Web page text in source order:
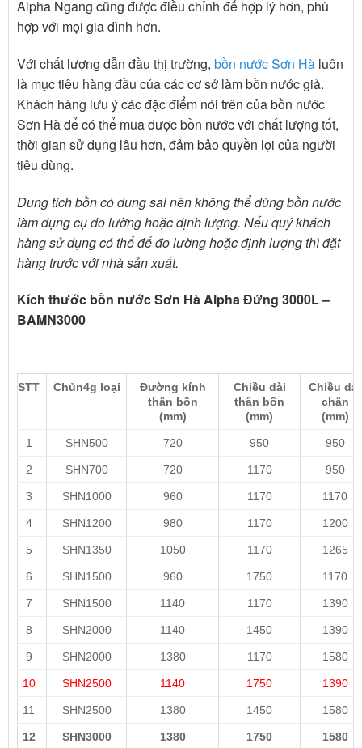
Alpha Ngang cũng được điều chỉnh để hợp lý hơn, phù
hợp với mọi gia đình hơn.
Với chất lượng dẫn đầu thị trường, bồn nước Sơn Hà luôn
là mục tiêu hàng đầu của các cơ sở làm bồn nước giả.
Khách hàng lưu ý các đặc điểm nói trên của bồn nước
Sơn Hà để có thể mua được bồn nước với chất lượng tốt,
thời gian sử dụng lâu hơn, đảm bảo quyền lợi của người
tiêu dùng.
Dung tích bồn có dung sai nên không thể dùng bồn nước
làm dụng cụ đo lường hoặc định lượng. Nếu quý khách
hàng sử dụng có thể để đo lường hoặc định lượng thì đặt
hàng trước với nhà sản xuất.
Kích thước bồn nước Sơn Hà Alpha Đứng 3000L –
BAMN3000
STT Chủn4g loại
Đường kính
thân bồn
(mm)
Chiều dài
thân bồn
(mm)
Chiều dài
chân
(mm)
1 SHN500 720 950 950
2 SHN700 720 1170 950
3 SHN1000 960 1170 1170
4 SHN1200 980 1170 1200
5 SHN1350 1050 1170 1265
6 SHN1500 960 1750 1170
7 SHN1500 1140 1170 1390
8 SHN2000 1140 1450 1390
9 SHN2000 1380 1170 1580
10 SHN2500 1140 1750 1390
11 SHN2500 1380 1450 1580
12 SHN3000 1380 1750 1580